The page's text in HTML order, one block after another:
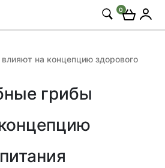
0
на концепцию здорового
грибы